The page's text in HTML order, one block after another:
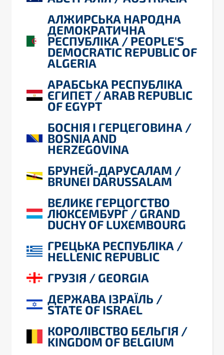
АЛЖИРСЬКА НАРОДНА
ДЕМОКРАТИЧНА
РЕСПУБЛІКА / PEOPLE'S
DEMOCRATIC REPUBLIC OF
ALGERIA
АРАБСЬКА РЕСПУБЛІКА
ЄГИПЕТ / ARAB REPUBLIC
OF EGYPT
БОСНІЯ І ГЕРЦЕГОВИНА /
BOSNIA AND
HERZEGOVINA
БРУНЕЙ-ДАРУСАЛАМ /
BRUNEI DARUSSALAM
ВЕЛИКЕ ГЕРЦОГСТВО
ЛЮКСЕМБУРГ / GRAND
DUCHY OF LUXEMBOURG
ГРЕЦЬКА РЕСПУБЛІКА /
HELLENIC REPUBLIC
ГРУЗІЯ / GEORGIA
ДЕРЖАВА ІЗРАЇЛЬ /
STATE OF ISRAEL
КОРОЛІВСТВО БЕЛЬГІЯ /
KINGDOM OF BELGIUM